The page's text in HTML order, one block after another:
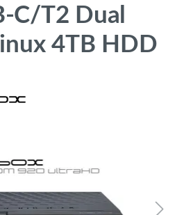
C/T2 Dual
4TB HDD